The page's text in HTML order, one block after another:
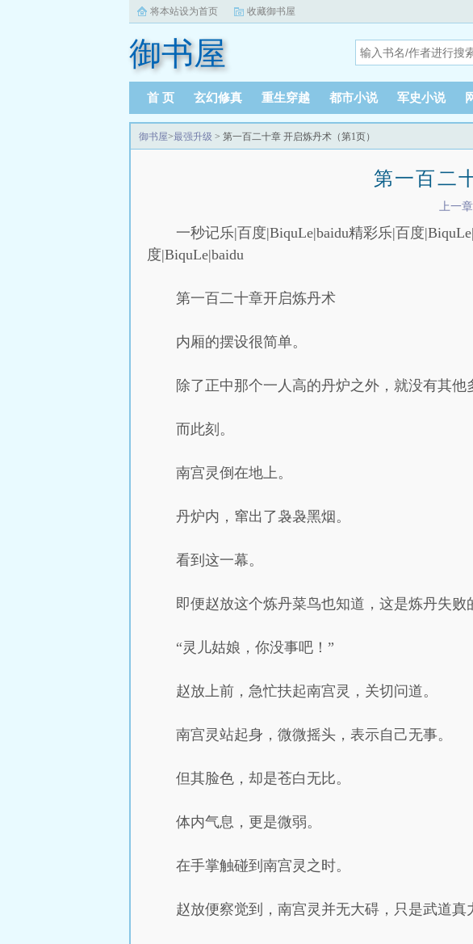
将本站设为首页 收藏御书屋
御书屋
首 页 玄幻修真 重生穿越 都市小说 军史小说
御书屋>最强升级 > 第一百二十章 开启炼丹术（第1页）
第一百二
上一章
一秒记乐|百度|BiquLe|baidu精彩乐|百度
度|BiquLe|baidu
第一百二十章开启炼丹术
内厢的摆设很简单。
除了正中那个一人高的丹炉之外，就没有其他
而此刻。
南宫灵倒在地上。
丹炉内，窜出了袅袅黑烟。
看到这一幕。
即便赵放这个炼丹菜鸟也知道，这是炼丹失败
“灵儿姑娘，你没事吧！”
赵放上前，急忙扶起南宫灵，关切问道。
南宫灵站起身，微微摇头，表示自己无事。
但其脸色，却是苍白无比。
体内气息，更是微弱。
在手掌触碰到南宫灵之时。
赵放便察觉到，南宫灵并无大碍，只是武道真